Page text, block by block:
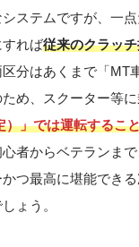
ステムですが、一点
れば従来のクラッ
分はあくまで「MT
め、スクーター等
）」では運転するこ
者からベテランま
つ最高に堪能でき
ょう。